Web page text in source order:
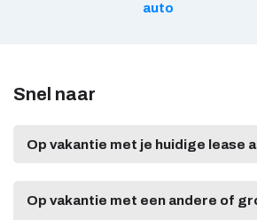
auto
Snel naar
Op vakantie met je huidige lease
Op vakantie met een andere of